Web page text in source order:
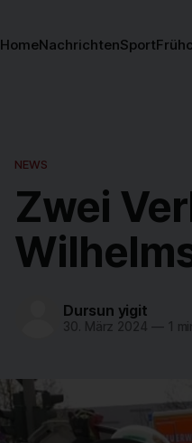
HomeNachrichtenSport
NEWS
Zwei
Dursun yigit
30. März 2024 —1